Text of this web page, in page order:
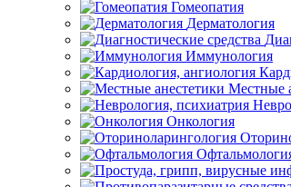
Гомеопатия
Дерматология
Иммунология
Местные
Онкология